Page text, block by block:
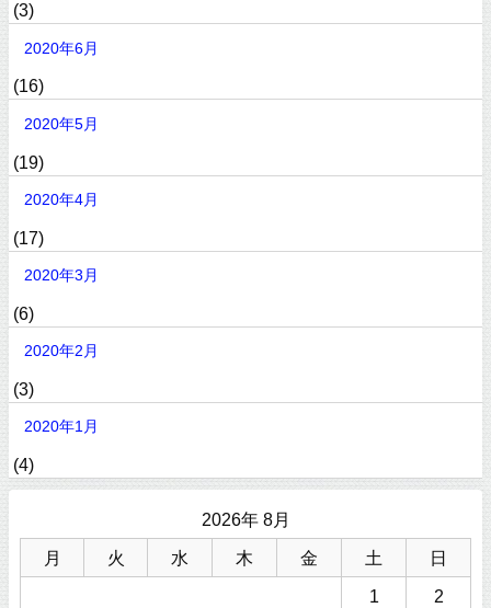
(3)
2020年6月
(16)
2020年5月
(19)
2020年4月
(17)
2020年3月
(6)
2020年2月
(3)
2020年1月
(4)
2026年 8月
月 火 水 木 金 土 日
1 2